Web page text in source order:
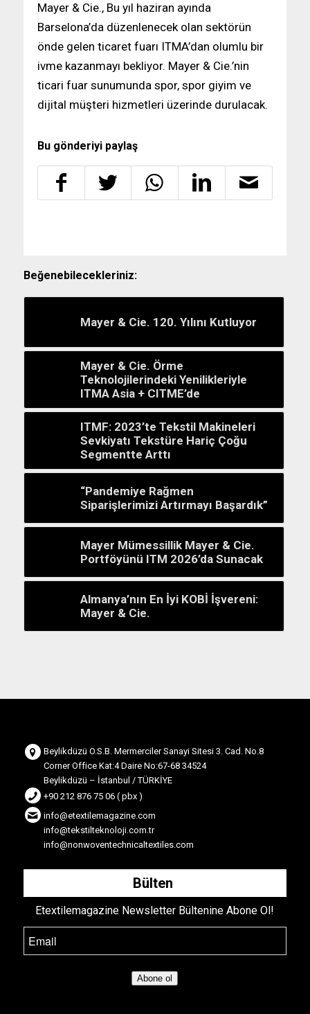
Mayer & Cie., Bu yıl haziran ayında
Barselona’da düzenlenecek olan sektörün
önde gelen ticaret fuarı ITMA’dan olumlu bir
ivme kazanmayı bekliyor. Mayer & Cie.’nin
ticari fuar sunumunda spor, spor giyim ve
dijital müşteri hizmetleri üzerinde durulacak.
Bu gönderiyi paylaş
Beğenebilecekleriniz:
Mayer & Cie. 120. Yılını Kutluyor
Mayer & Cie. Örme
Teknolojilerindeki Yenilikleriyle
ITMA Asia + CITME’de
ITMF: 2023’te Tekstil Makineleri
Sevkiyatı Tekstüre Hariç Çoğu
Segmentte Arttı
“Pandemiye Rağmen
Siparişlerimizi Artırmayı Başardık”
Mayer Mümessillik Mayer & Cie.
Portföyünü ITM 2026’da Sunacak
Almanya’nın En İyi KOBİ İşvereni:
Mayer & Cie.
Beylikdüzü O.S.B. Mermerciler Sanayi Sitesi 3. Cad. No.8
Corner Office Kat:4 Daire No:67-68 34524
Beylikdüzü – İstanbul / TÜRKİYE
+90 212 876 75 06 ( pbx )
info@etextilemagazine.com
info@tekstilteknoloji.com.tr
info@nonwoventechnicaltextiles.com
Bülten
Etextilemagazine Newsletter Bültenine Abone Ol!
Abone ol